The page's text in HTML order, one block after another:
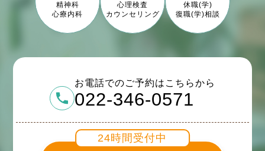
精神科
心療内科
心理検査
カウンセリング
休職(学)
復職(学)相談
お電話でのご予約はこちらから
022-346-0571
24時間受付中